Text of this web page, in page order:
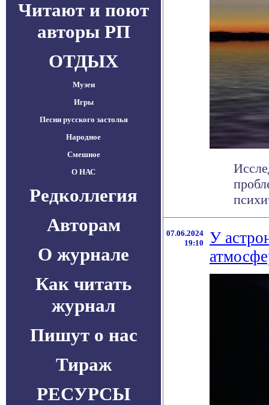
Читают и поют
авторы РП
ОТДЫХ
Музеи
Игры
Песни русского застолья
Народное
Смешное
О НАС
Редколлегия
Авторам
О журнале
Как читать
журнал
Пишут о нас
Тираж
РЕСУРСЫ
07.06.2024
19:10
У